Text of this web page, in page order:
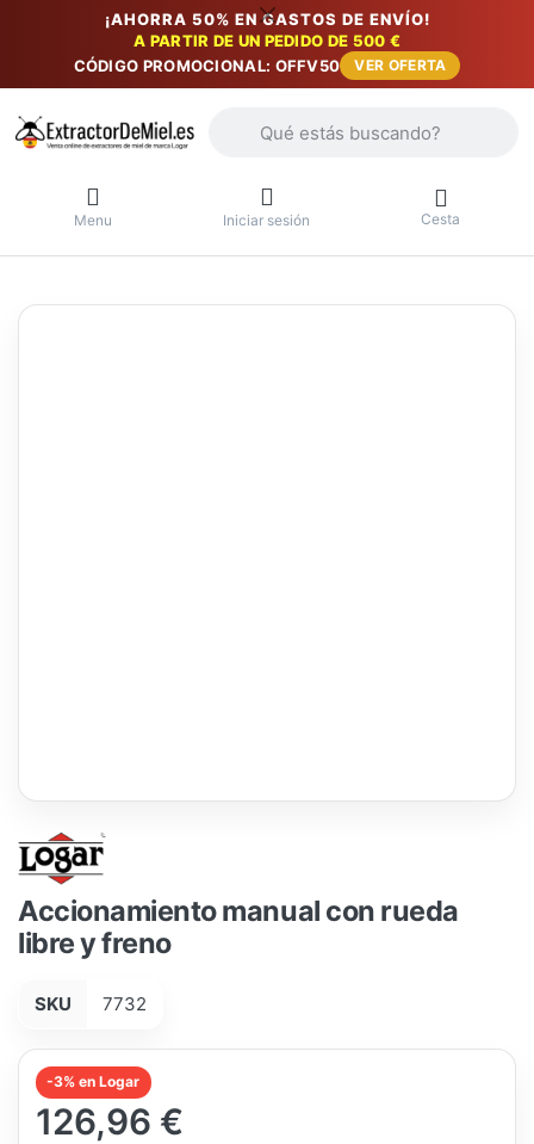
¡AHORRA 50% EN GASTOS DE ENVÍO!
A PARTIR DE UN PEDIDO DE 500 €
CÓDIGO PROMOCIONAL: OFFV50
VER OFERTA
Menu Iniciar sesión Cesta
Accionamiento manual con rueda
libre y freno
SKU 7732
-3% en Logar
126,96 €